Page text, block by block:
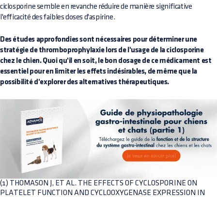
ciclosporine semble en revanche réduire de manière significative
l'efficacité des faibles doses d'aspirine.
Des études approfondies sont nécessaires pour déterminer une
stratégie de thromboprophylaxie lors de l'usage de la ciclosporine
chez le chien. Quoi qu'il en soit, le bon dosage de ce médicament est
essentiel pour en limiter les effets indésirables, de même que la
possibilité d'explorer des alternatives thérapeutiques.
(1) THOMASON J, ET AL. THE EFFECTS OF CYCLOSPORINE ON
PLATELET FUNCTION AND CYCLOOXYGENASE EXPRESSION IN